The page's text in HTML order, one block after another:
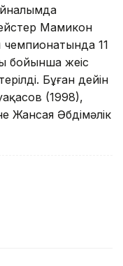
Мамикон
чемпионатында 11
бойынша жеңіс
Бұған дейін
(1998),
Жансая Әбдімәлік